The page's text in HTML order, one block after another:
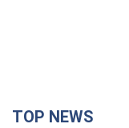
TOP NEWS